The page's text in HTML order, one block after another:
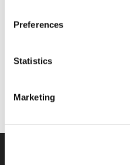
Preferences
Statistics
Marketing
Rotor teeth 8t/6k 7.5Gr/8 R6/14